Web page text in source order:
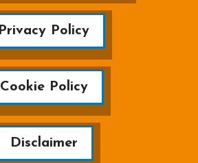
Privacy Policy
Cookie Policy
Disclaimer